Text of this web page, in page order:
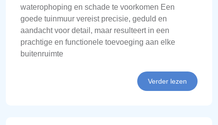
waterophoping en schade te voorkomen Een
goede tuinmuur vereist precisie, geduld en
aandacht voor detail, maar resulteert in een
prachtige en functionele toevoeging aan elke
buitenruimte
Verder lezen